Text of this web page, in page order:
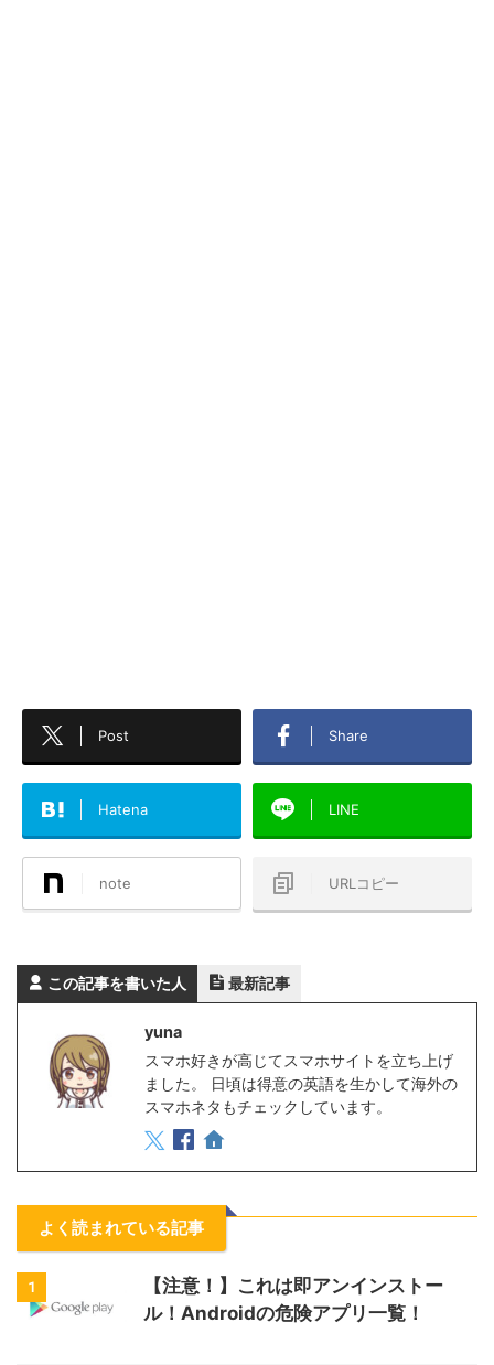
Post Share
Hatena LINE
note URLコピー
この記事を書いた人 最新記事
yuna
スマホ好きが高じてスマホサイトを立ち上げ
ました。 日頃は得意の英語を生かして海外の
スマホネタもチェックしています。
よく読まれている記事
1
【注意！】これは即アンインストー
ル！Androidの危険アプリ一覧！